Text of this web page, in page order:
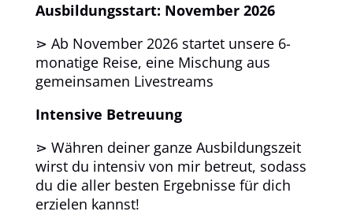
Ausbildungsstart: November 2026
⋗ Ab November 2026 startet unsere 6-
monatige Reise, eine Mischung aus
gemeinsamen Livestreams
Intensive Betreuung
⋗ Währen deiner ganze Ausbildungszeit
wirst du intensiv von mir betreut, sodass
du die aller besten Ergebnisse für dich
erzielen kannst!